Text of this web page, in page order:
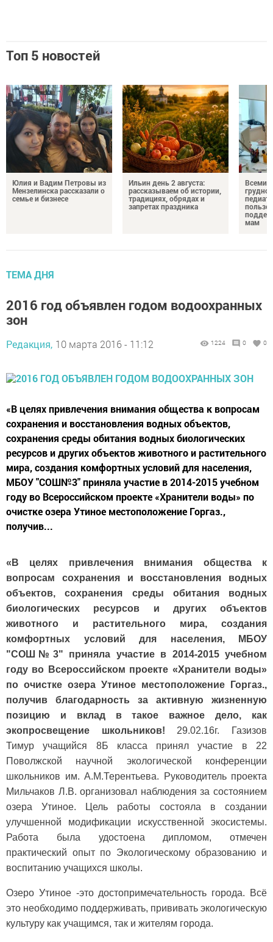
Топ 5 новостей
Юлия и Вадим Петровы из
Мензелинска рассказали о
семье и бизнесе
Ильин день 2 августа:
рассказываем об истории,
традициях, обрядах и
запретах праздника
пользе
мам
ТЕМА ДНЯ
2016 год объявлен годом водоохранных
зон
Редакция, 10 марта 2016 - 11:12 1224 0 0
«В целях привлечения внимания общества к вопросам
сохранения и восстановления водных объектов,
сохранения среды обитания водных биологических
ресурсов и других объектов животного и растительного
мира, создания комфортных условий для населения,
МБОУ "СОШ№3" приняла участие в 2014-2015 учебном
году во Всероссийском проекте «Хранители воды» по
очистке озера Утиное местоположение Горгаз.,
получив...
«В целях привлечения внимания общества к
вопросам сохранения и восстановления водных
объектов, сохранения среды обитания водных
биологических ресурсов и других объектов
животного и растительного мира, создания
комфортных условий для населения, МБОУ
"СОШ№3" приняла участие в 2014-2015 учебном
году во Всероссийском проекте «Хранители воды»
по очистке озера Утиное местоположение Горгаз.,
получив благодарность за активную жизненную
позицию и вклад в такое важное дело, как
экопросвещение школьников! 29.02.16г. Газизов
Тимур учащийся 8Б класса принял участие в 22
Поволжской научной экологической конференции
школьников им. А.М.Терентьева. Руководитель проекта
Мильчаков Л.В. организовал наблюдения за состоянием
озера Утиное. Цель работы состояла в создании
улучшенной модификации искусственной экосистемы.
Работа была удостоена дипломом, отмечен
практический опыт по Экологическому образованию и
воспитанию учащихся школы.
Озеро Утиное -это достопримечательность города. Всё
это необходимо поддерживать, прививать экологическую
культуру как учащимся, так и жителям города.